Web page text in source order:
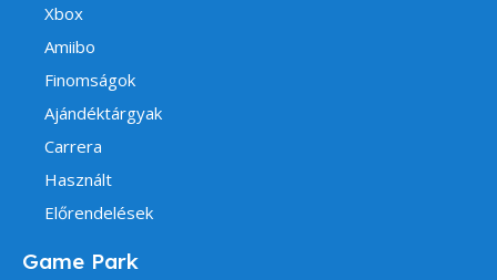
Xbox
Amiibo
Finomságok
Ajándéktárgyak
Carrera
Használt
Előrendelések
Game Park